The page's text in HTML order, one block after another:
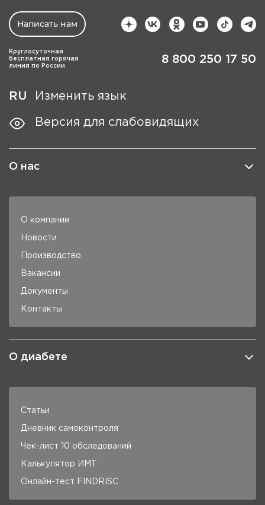
Написать нам
Круглосуточная
бесплатная горячая
линия по России
8 800 250 17 50
RU Изменить язык
Версия для слабовидящих
О нас
О компании
Новости
Производство
Вакансии
Документы
Контакты
О диабете
Статьи
Дневник самоконтроля
Чек-лист 10 обследований
Калькулятор ИМТ
Онлайн-тест FINDRISC